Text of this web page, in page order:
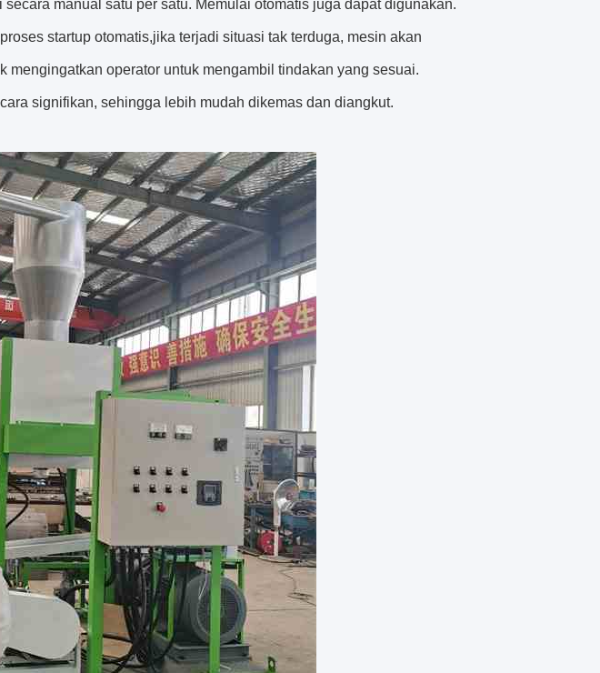
manual satu per satu. Memulai otomatis juga dapat digunakan.
startup otomatis,jika terjadi situasi tak terduga, mesin akan
mengingatkan operator untuk mengambil tindakan yang sesuai.
signifikan, sehingga lebih mudah dikemas dan diangkut.